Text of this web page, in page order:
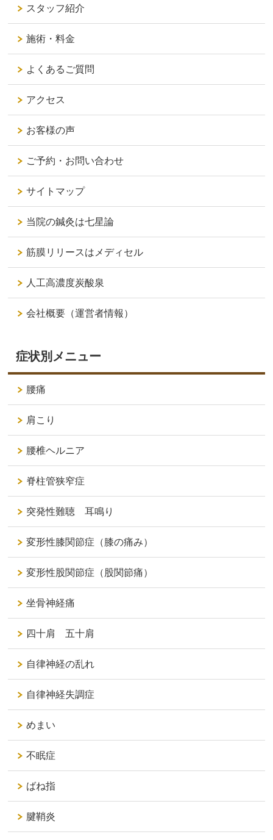
スタッフ紹介
施術・料金
よくあるご質問
アクセス
お客様の声
ご予約・お問い合わせ
サイトマップ
当院の鍼灸は七星論
筋膜リリースはメディセル
人工高濃度炭酸泉
会社概要（運営者情報）
症状別メニュー
腰痛
肩こり
腰椎ヘルニア
脊柱管狭窄症
突発性難聴 耳鳴り
変形性膝関節症（膝の痛み）
変形性股関節症（股関節痛）
坐骨神経痛
四十肩 五十肩
自律神経の乱れ
自律神経失調症
めまい
不眠症
ばね指
腱鞘炎